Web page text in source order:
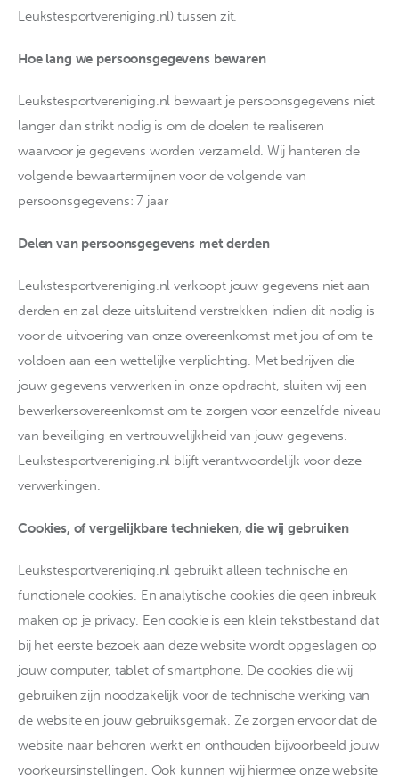
Leukstesportvereniging.nl) tussen zit.
Hoe lang we persoonsgegevens bewaren
Leukstesportvereniging.nl bewaart je persoonsgegevens niet
langer dan strikt nodig is om de doelen te realiseren
waarvoor je gegevens worden verzameld. Wij hanteren de
volgende bewaartermijnen voor de volgende van
persoonsgegevens: 7 jaar
Delen van persoonsgegevens met derden
Leukstesportvereniging.nl verkoopt jouw gegevens niet aan
derden en zal deze uitsluitend verstrekken indien dit nodig is
voor de uitvoering van onze overeenkomst met jou of om te
voldoen aan een wettelijke verplichting. Met bedrijven die
jouw gegevens verwerken in onze opdracht, sluiten wij een
bewerkersovereenkomst om te zorgen voor eenzelfde niveau
van beveiliging en vertrouwelijkheid van jouw gegevens.
Leukstesportvereniging.nl blijft verantwoordelijk voor deze
verwerkingen.
Cookies, of vergelijkbare technieken, die wij gebruiken
Leukstesportvereniging.nl gebruikt alleen technische en
functionele cookies. En analytische cookies die geen inbreuk
maken op je privacy. Een cookie is een klein tekstbestand dat
bij het eerste bezoek aan deze website wordt opgeslagen op
jouw computer, tablet of smartphone. De cookies die wij
gebruiken zijn noodzakelijk voor de technische werking van
de website en jouw gebruiksgemak. Ze zorgen ervoor dat de
website naar behoren werkt en onthouden bijvoorbeeld jouw
voorkeursinstellingen. Ook kunnen wij hiermee onze website